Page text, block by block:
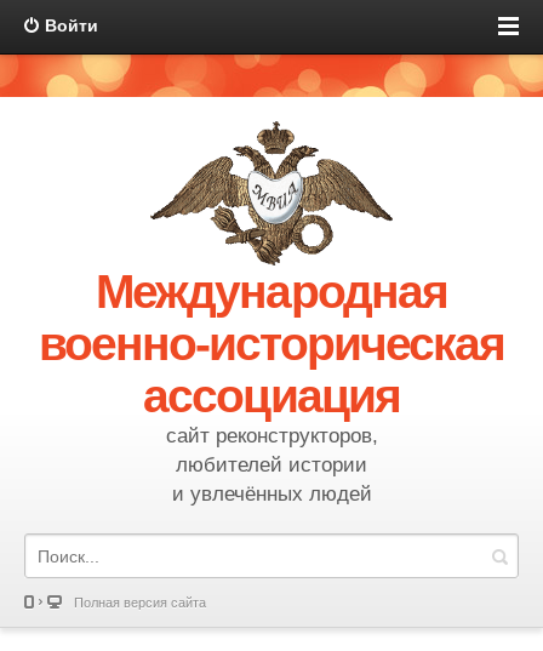
Войти
Международная
военно-историческая
ассоциация
сайт реконструкторов,
любителей истории
и увлечённых людей
Полная версия сайта